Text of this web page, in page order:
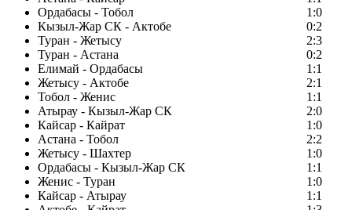
Ордабасы - Тобол
1:0
Кызыл-Жар СК - Актобе
0:2
Туран - Жетысу
2:3
Туран - Астана
0:2
Елимай - Ордабасы
1:1
Жетысу - Актобе
2:1
Тобол - Женис
1:1
Атырау - Кызыл-Жар СК
2:0
Кайсар - Кайрат
1:0
Астана - Тобол
2:2
Жетысу - Шахтер
1:0
Ордабасы - Кызыл-Жар СК
1:1
Женис - Туран
1:0
Кайсар - Атырау
1:1